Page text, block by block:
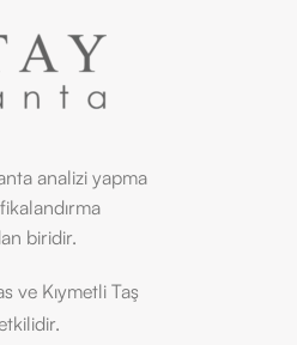
analizi yapma
biridir.
ve Kıymetli Taş